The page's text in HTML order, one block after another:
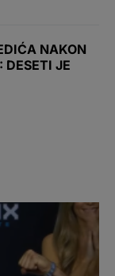
NAKON
DESETI JE